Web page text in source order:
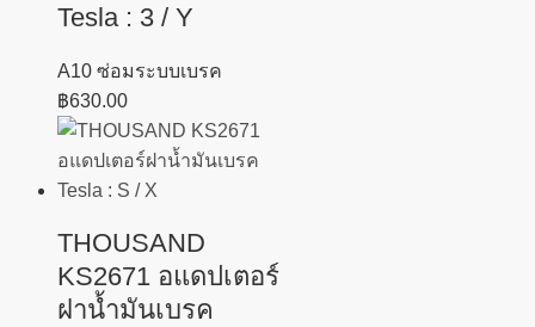
Tesla : 3 / Y
A10 ซ่อมระบบเบรค
฿630.00
THOUSAND
KS2671 อแดปเตอร์
ฝาน้ำมันเบรค